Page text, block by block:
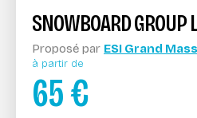
SNOWBOARD GROUP
Proposé par ESI Grand
à partir de
65€